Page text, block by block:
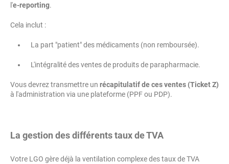
l'e-reporting.
Cela inclut :
La part "patient" des médicaments (non remboursée).
L'intégralité des ventes de produits de parapharmacie.
Vous devrez transmettre un récapitulatif de ces ventes (Ticket Z)
à l'administration via une plateforme (PPF ou PDP).
La gestion des différents taux de TVA
Votre LGO gère déjà la ventilation complexe des taux de TVA